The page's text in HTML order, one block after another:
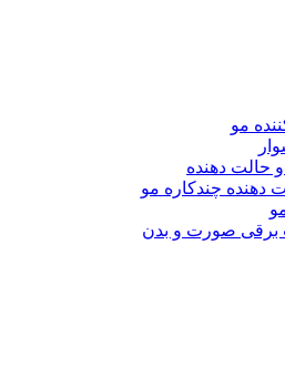
مو
و حالت دهنده
دهنده چندکاره مو
برقی صورت و بدن